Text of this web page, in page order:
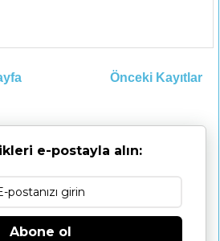
Önceki Kayıtlar
e-postayla alın:
Abone ol